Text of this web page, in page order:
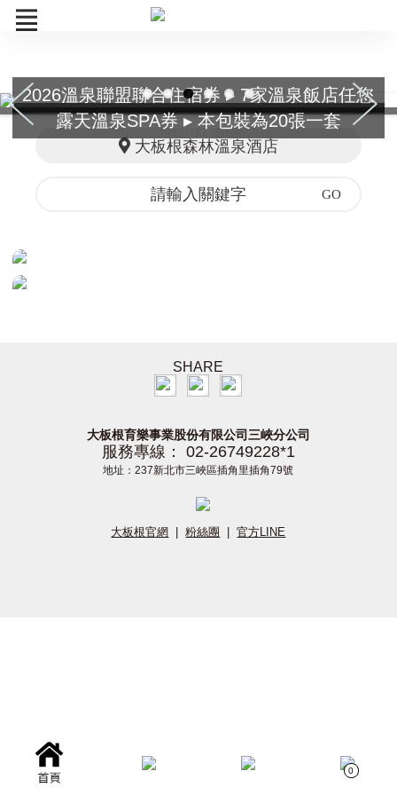
溫泉聯盟
露天溫泉券 大板根森林溫泉酒店
2026溫泉聯盟聯合住宿券 ▸ 7家溫泉飯店任您
選擇
露天溫泉SPA券 ▸ 本包裝為20張一套
SHARE
大板根育樂事業股份有限公司三峽分公司
服務專線： 02-26749228*1
地址：237新北市三峽區插角里插角79號
大板根官網 粉絲團 官方LINE
0